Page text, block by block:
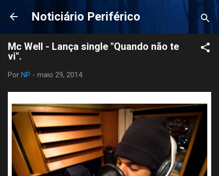
Pular para o conteúdo principal
Noticiário Periférico
Mc Well - Lança single "Quando não te
Por NP - maio 29, 2014